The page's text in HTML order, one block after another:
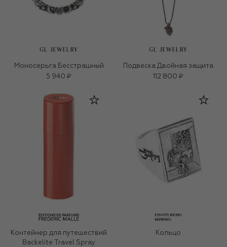
GL JEWELRY
Моносерьга Бесстрашный
5 940 ₽
GL JEWELRY
Подвеска Двойная защита
112 800 ₽
Контейнер для путешествий
Backelite Travel Spray
Кольцо